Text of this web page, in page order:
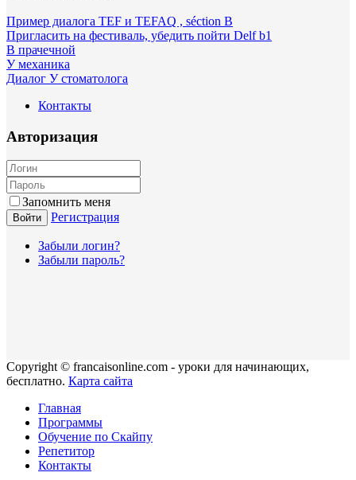
Пример диалога TEF и TEFAQ , séction B
Пригласить на фестиваль, убедить пойти Delf b1
В прачечной
У механика
Диалог У стоматолога
Контакты
Авторизация
Запомнить меня
Войти Регистрация
Забыли логин?
Забыли пароль?
Copyright © francaisonline.com - уроки для начинающих,
бесплатно. Карта сайта
Главная
Программы
Обучение по Скайпу
Репетитор
Контакты